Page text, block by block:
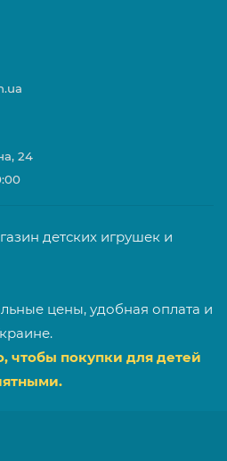
24
детских игрушек и
цены, удобная оплата и
чтобы покупки для детей